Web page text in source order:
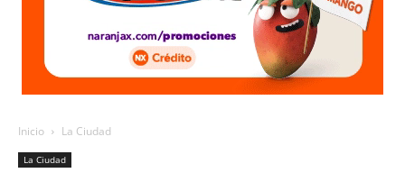
Inicio La Ciudad
La Ciudad